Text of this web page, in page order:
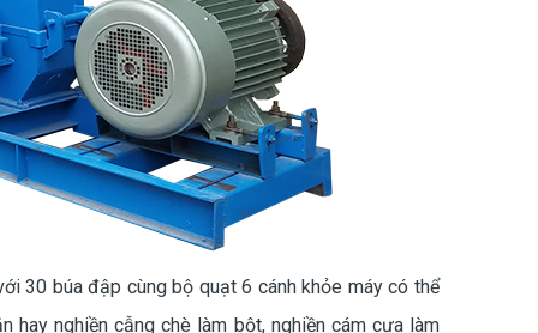
30 búa đập cùng bộ quạt 6 cánh khỏe máy có thể
hay nghiền cẫng chè làm bột, nghiền cám cưa làm